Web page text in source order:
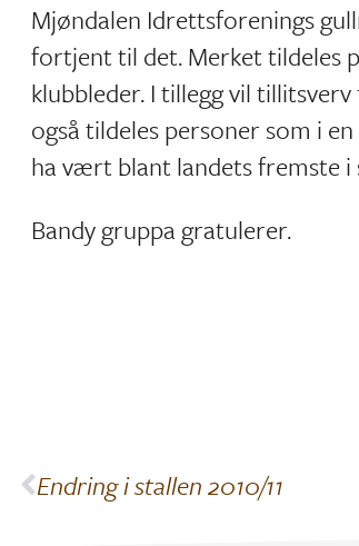
Mjøndalen Idrettsforenings
fortjent til det. Merket tildeles
klubbleder. I tillegg vil
også tildeles personer som i
ha vært blant landets fremste i
Bandy gruppa gratulerer.
Endring i stallen 2010/11